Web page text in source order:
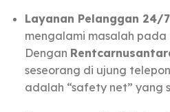
Layanan Pelanggan 24/
mengalami masalah
Dengan
seseorang di ujung
adalah “safety net” yang